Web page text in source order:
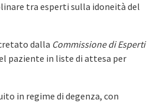
tra esperti sulla idoneità del
dalla Commissione di Esperti
paziente in liste di attesa per
in regime di degenza, con